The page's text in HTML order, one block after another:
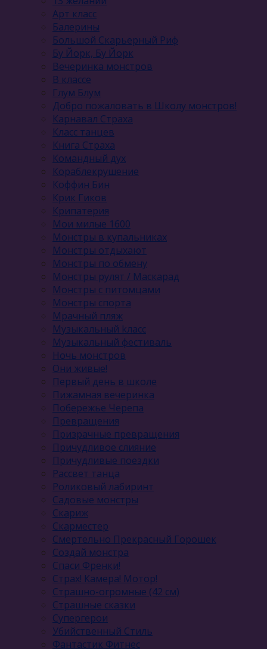
Арт класс
Балерины
Большой Скарьерный Риф
Бу Йорк, Бу Йорк
Вечеринка монстров
В классе
Глум Блум
Добро пожаловать в Школу монстров!
Карнавал Cтраха
Класс танцев
Книга Страха
Командный дух
Кораблекрушение
Коффин Бин
Крик Гиков
Крипатерия
Мои милые 1600
Монстры в купальниках
Монстры отдыхают
Монстры по обмену
Монстры рулят / Маскарад
Монстры с питомцами
Монстры спорта
Мрачный пляж
Музыкальный kласс
Музыкальный фестиваль
Ночь монстров
Они живые!
Первый день в школе
Пижамная вечеринка
Побережье Черепа
Превращения
Призрачные превращения
Причудливое слияние
Причудливые поездки
Рассвет танца
Роликовый лабиринт
Садовые монстры
Скариж
Скарместер
Смертельно Прекрасный Горошек
Создай монстра
Спаси Френки!
Страх! Камера! Мотор!
Страшно-огромные (42 см)
Страшные сказки
Супергерои
Убийственный Стиль
Фантастик Фитнес